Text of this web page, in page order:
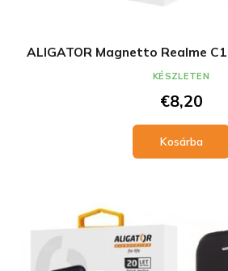
ALIGATOR Magnetto Realme
€8,20
Kosárba
KÉSZLETEN